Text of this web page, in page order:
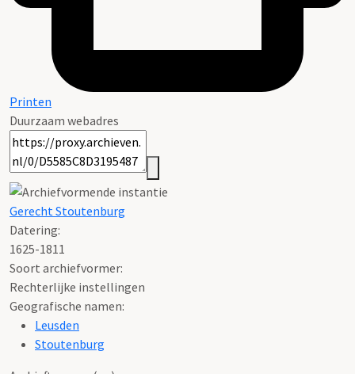
Printen
Duurzaam webadres
Gerecht Stoutenburg
Datering:
1625-1811
Soort archiefvormer:
Rechterlijke instellingen
Geografische namen:
Leusden
Stoutenburg